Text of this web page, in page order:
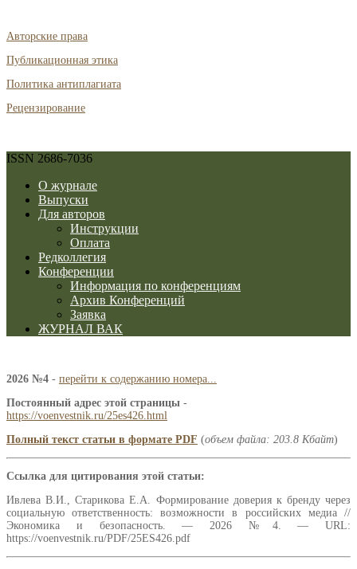
Авторские права
Публикационная этика
Политика антиплагиата
Рецензирование
ISSN 2686-7036
О журнале
Выпуски
Для авторов
Инструкции
Оплата
Редколлегия
Конференции
Информация по конференциям
Архив Конференций
Заявка
ЖУРНАЛ ВАК
2026 №4 - перейти к содержанию номера...
Постоянный адрес этой страницы -
https://voenvestnik.ru/25es426.html
Полный текст статьи в формате PDF (объем файла: 203.8 Кбайт)
Ссылка для цитирования этой статьи:
Ивлева В.И., Старикова Е.А. Формирование доверия к бренду через
социальную ответственность: возможности в российских медиа //
Экономика и безопасность. — 2026 №4. — URL:
https://voenvestnik.ru/PDF/25ES426.pdf